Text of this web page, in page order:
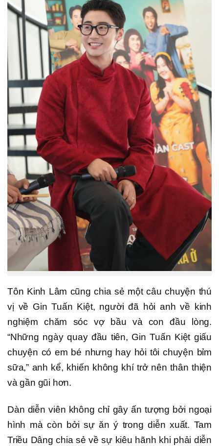
Tôn Kinh Lâm cũng chia sẻ một câu chuyện thú
vị về Gin Tuấn Kiệt, người đã hỏi anh về kinh
nghiệm chăm sóc vợ bầu và con đầu lòng.
“Những ngày quay đầu tiên, Gin Tuấn Kiệt giấu
chuyện có em bé nhưng hay hỏi tôi chuyện bỉm
sữa,” anh kể, khiến không khí trở nên thân thiện
và gần gũi hơn.
Dàn diễn viên không chỉ gây ấn tượng bởi ngoại
hình mà còn bởi sự ăn ý trong diễn xuất. Tam
Triều Dâng chia sẻ về sự kiêu hãnh khi phải diễn